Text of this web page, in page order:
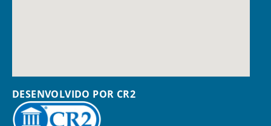
DESENVOLVIDO POR CR2